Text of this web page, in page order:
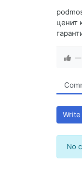
ценит
—
No